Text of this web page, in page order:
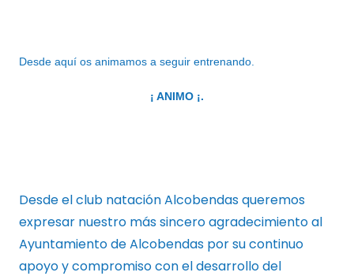
Desde aquí os animamos a seguir entrenando.
¡ ANIMO ¡.
Desde el club natación Alcobendas queremos
expresar nuestro más sincero agradecimiento al
Ayuntamiento de Alcobendas por su continuo
apoyo y compromiso con el desarrollo del